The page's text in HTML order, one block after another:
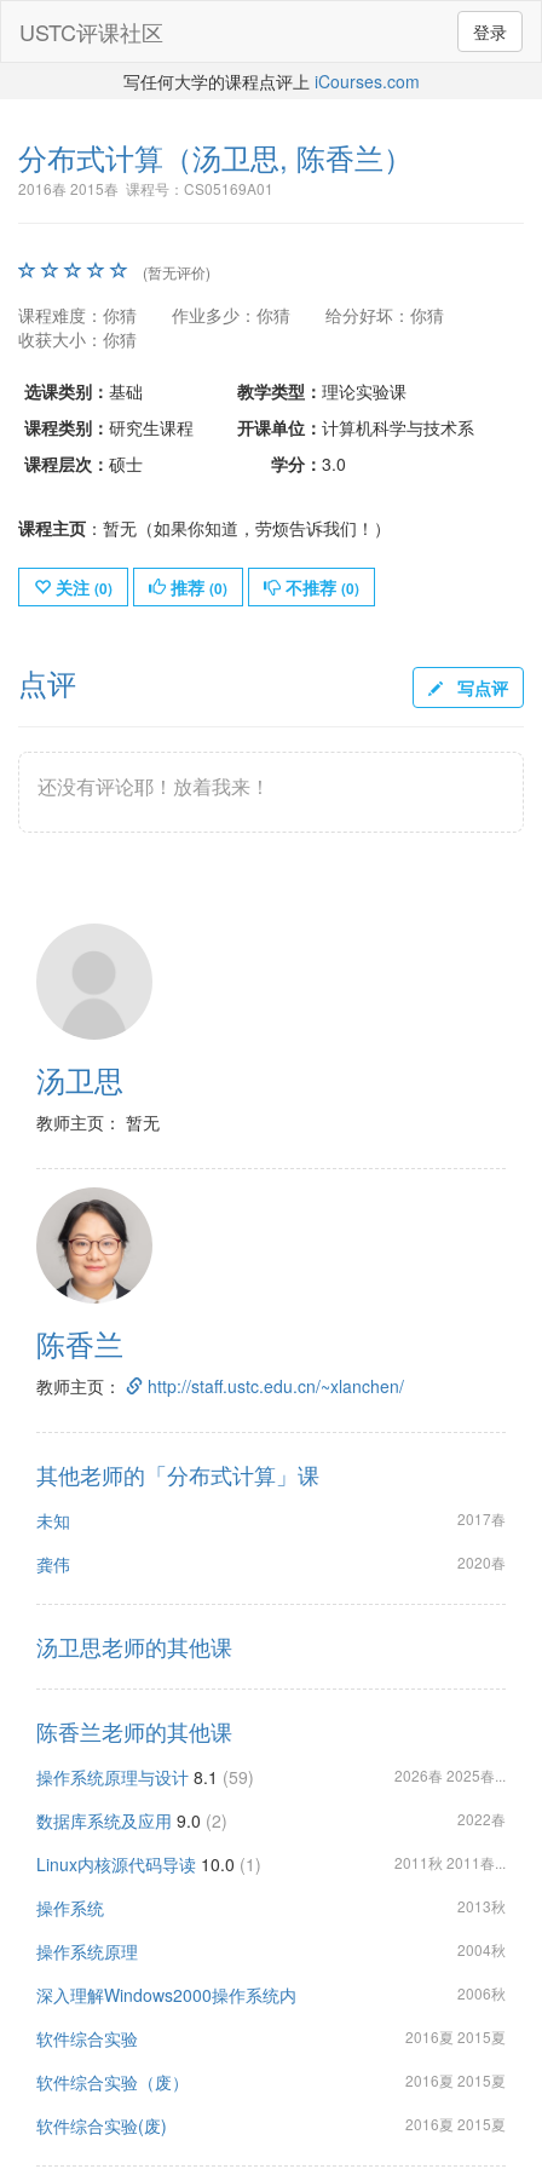
登录
USTC评课社区
写任何大学的课程点评上 iCourses.com
分布式计算 （汤卫思, 陈香兰）
2016春 2015春 课程号：CS05169A01
(暂无评价)
课程难度：你猜 作业多少：你猜
给分好坏：你猜
收获大小：你猜
选课类别： 基础 教学类型： 理论实验课
课程类别： 研究生课程 开课单位： 计算机科学与技术系
课程层次： 硕士 学分： 3.0
课程主页 ：暂无（如果你知道，劳烦告诉我们！）
关注 (0) 推荐 (0) 不推荐 (0)
点评 写点评
还没有评论耶！放着我来！
汤卫思
教师主页： 暂无
陈香兰
教师主页： http://staff.ustc.edu.cn/~xlanchen/
其他老师的「分布式计算」课
未知 2017春
龚伟 2020春
汤卫思老师的其他课
陈香兰老师的其他课
操作系统原理与设计 8.1 (59) 2026春 2025春...
数据库系统及应用 9.0 (2) 2022春
Linux内核源代码导读 10.0 (1) 2011秋 2011春...
操作系统 2013秋
操作系统原理 2004秋
深入理解Windows2000操作系统内 2006秋
软件综合实验 2016夏 2015夏
软件综合实验（废） 2016夏 2015夏
软件综合实验(废) 2016夏 2015夏